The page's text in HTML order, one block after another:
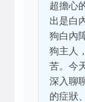
超擔心
出是白
狗白內
狗主人
苦。今
深入聊
的症狀